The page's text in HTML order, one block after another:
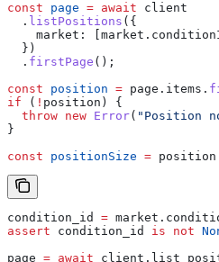
const page = await client
  .
listPositions ({
    market:
market .
  })
  .
firstPage ();
const position = page . items .
if ( ! position ) {
  throw
new Error( "Position
}
const positionSize = position
condition_id =
assert condition_id is not
page = await